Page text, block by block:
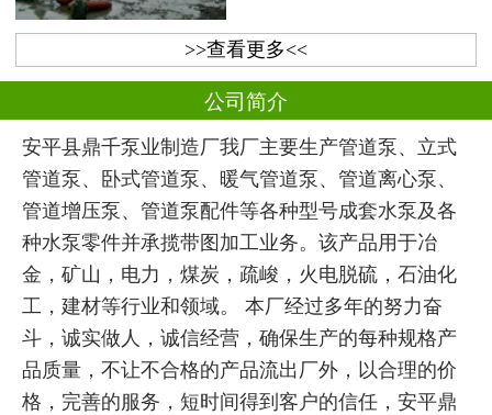
>>查看更多<<
公司简介
安平县鼎千泵业制造厂我厂主要生产管道泵、立式
管道泵、卧式管道泵、暖气管道泵、管道离心泵、
管道增压泵、管道泵配件等各种型号成套水泵及各
种水泵零件并承揽带图加工业务。该产品用于冶
金，矿山，电力，煤炭，疏峻，火电脱硫，石油化
工，建材等行业和领域。 本厂经过多年的努力奋
斗，诚实做人，诚信经营，确保生产的每种规格产
品质量，不让不合格的产品流出厂外，以合理的价
格，完善的服务，短时间得到客户的信任，安平鼎